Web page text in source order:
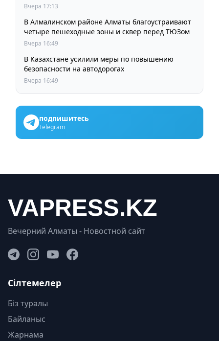
Вчера 17:13
В Алмалинском районе Алматы благоустраивают
четыре пешеходные зоны и сквер перед ТЮЗом
Вчера 16:49
В Казахстане усилили меры по повышению
безопасности на автодорогах
Вчера 16:49
подпишитесь
Telegram
Вечерний Алматы - Новостной сайт
Сілтемелер
Біз туралы
Байланыс
Жарнама